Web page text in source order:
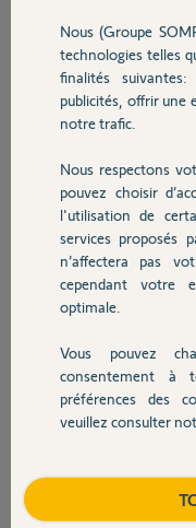
Sécurité
Domotique
Chauffage
Autres produits
Devis avec un pro
Contact
Jean marie
Jean marie G.
il y a plus de 2 ans
Réponses
Bonjour Jean Marie,
procédure :
https://
Bonne journée,
Nous (Groupe
technologies telles
finalités
publicités, offrir une
notre trafic.
Nous respectons
pouvez choisir
l'utilisation de
services proposés
n’affectera pas
cependant votre
optimale.
Vous pouvez
consentement
préférences des
veuillez consulter